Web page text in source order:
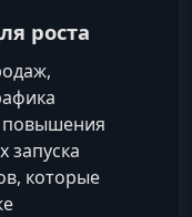
роста
повышения
запуска
которые